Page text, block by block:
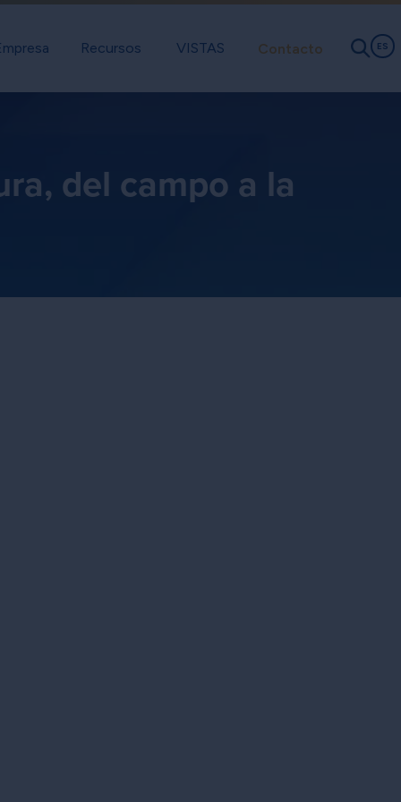
ES
Recursos VISTAS Contacto
del campo a la